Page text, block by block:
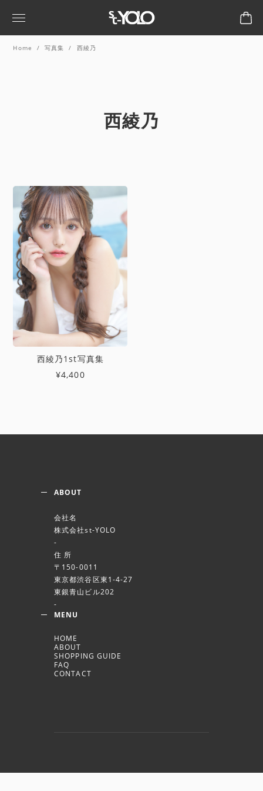
Home 写真集 西綾乃
西綾乃
西綾乃1st写真集
¥4,400
ABOUT
会社名
株式会社st-YOLO
-
住 所
〒150-0011
東京都渋谷区東1-4-27
東銀青山ビル202
-
MENU
HOME
ABOUT
SHOPPING GUIDE
FAQ
CONTACT